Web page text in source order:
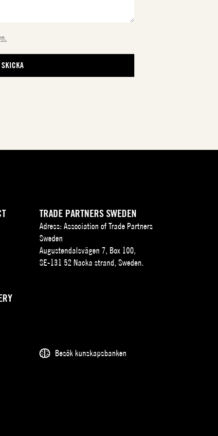
TRADE PARTNERS SWEDEN
Adress: Association of Trade Partners
Sweden
Augustendalsvägen 7, Box 100,
SE-131 52 Nacka strand, Sweden.
Besök kunskapsbanken